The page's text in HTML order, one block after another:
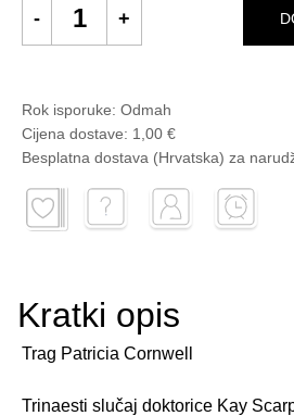
Rok isporuke: Odmah
Cijena dostave: 1,00 €
Besplatna dostava (Hrvatska) za
Kratki opis
Trag Patricia Cornwell
Trinaesti slučaj doktorice Kay